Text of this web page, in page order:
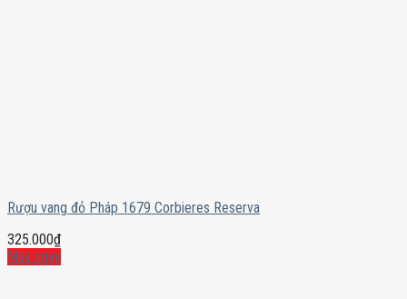
Rượu vang đỏ Pháp 1679 Corbieres Reserva
325.000₫
Mua ngay